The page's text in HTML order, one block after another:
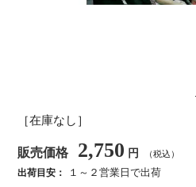
［在庫なし］
販売価格 2,750 円 （税込）
出荷目安：
１～２営業日で出荷